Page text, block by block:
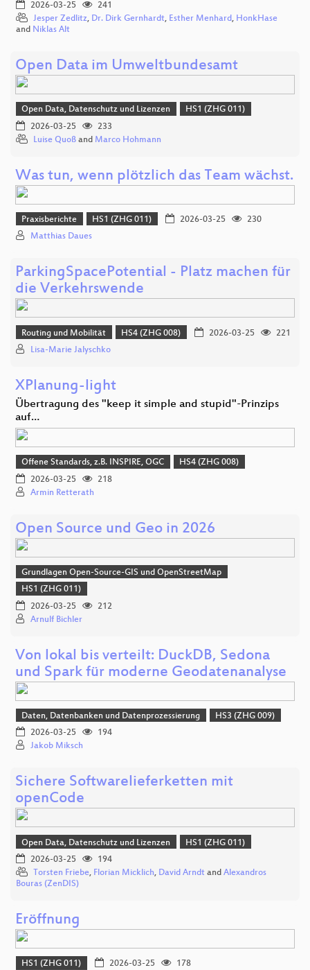
2026-03-25
241
Jesper Zedlitz, Dr. Dirk Gernhardt, Esther Menhard, HonkHase
and Niklas Alt
Open Data im Umweltbundesamt
Open Data, Datenschutz und Lizenzen
HS1 (ZHG 011)
2026-03-25
233
Luise Quoß and Marco Hohmann
Was tun, wenn plötzlich das Team wächst.
Praxisberichte HS1 (ZHG 011) 2026-03-25
230
Matthias Daues
ParkingSpacePotential - Platz machen für
die Verkehrswende
Routing und Mobilität HS4 (ZHG 008) 2026-03-25
221
Lisa-Marie Jalyschko
XPlanung-light
Übertragung des "keep it simple and stupid"-Prinzips
auf…
Offene Standards, z.B. INSPIRE, OGC
HS4 (ZHG 008)
2026-03-25
218
Armin Retterath
Open Source und Geo in 2026
Grundlagen Open-Source-GIS und OpenStreetMap
HS1 (ZHG 011)
2026-03-25
212
Arnulf Bichler
Von lokal bis verteilt: DuckDB, Sedona
und Spark für moderne Geodatenanalyse
Daten, Datenbanken und Datenprozessierung
HS3 (ZHG 009)
2026-03-25
194
Jakob Miksch
Sichere Softwarelieferketten mit
openCode
Open Data, Datenschutz und Lizenzen
HS1 (ZHG 011)
2026-03-25
194
Torsten Friebe, Florian Micklich, David Arndt and Alexandros
Bouras (ZenDIS)
Eröffnung
HS1 (ZHG 011) 2026-03-25
178